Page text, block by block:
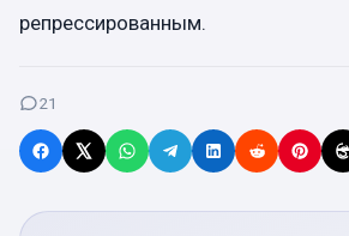
репрессированным.
21